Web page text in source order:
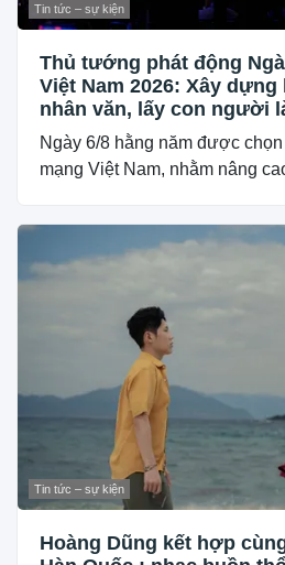
Tin tức – sự kiện
Thủ tướng phát động
Việt Nam 2026: Xây
nhân văn, lấy con người
Ngày 6/8 hằng năm được
mạng Việt Nam, nhằm nâng
Tin tức – sự kiện
Hoàng Dũng kết hợp